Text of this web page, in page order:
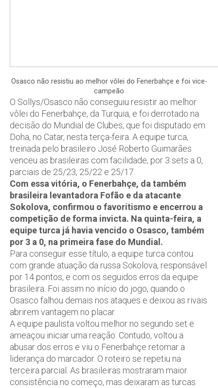
Osasco não resistiu ao melhor vôlei do Fenerbahçe e foi vice-
campeão
O Sollys/Osasco não conseguiu resistir ao melhor
vôlei do Fenerbahçe, da Turquia, e foi derrotado na
decisão do Mundial de Clubes, que foi disputado em
Doha, no Catar, nesta terça-feira. A equipe turca,
treinada pelo brasileiro José Roberto Guimarães
venceu as brasileiras com facilidade, por 3 sets a 0,
parciais de 25/23, 25/22 e 25/17.
Com essa vitória, o Fenerbahçe, da também
brasileira levantadora Fofão e da atacante
Sokolova, confirmou o favoritismo e encerrou a
competição de forma invicta. Na quinta-feira, a
equipe turca já havia vencido o Osasco, também
por 3 a 0, na primeira fase do Mundial.
Para conseguir esse título, a equipe turca contou
com grande atuação da russa Sokolova, responsável
por 14 pontos, e com os seguidos erros da equipe
brasileira. Foi assim no início do jogo, quando o
Osasco falhou demais nos ataques e deixou as rivais
abrirem vantagem no placar.
A equipe paulista voltou melhor no segundo set e
ameaçou iniciar uma reação. Contudo, voltou a
abusar dos erros e viu o Fenerbahçe retomar a
liderança do marcador. O roteiro se repetiu na
terceira parcial. As brasileiras mostraram maior
consistência no começo, mas deixaram as turcas